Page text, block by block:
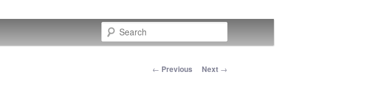
Post navigation
← Previous Next →